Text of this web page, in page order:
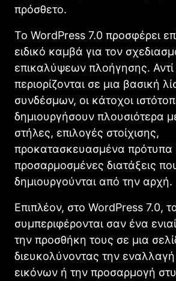
πρόσθετο.
Το WordPress 7.0 προσφέρει
ειδικό καμβά για τον
επικαλύψεων πλοήγησης. Αντί
περιορίζονται σε μια βασική
συνδέσμων, οι κάτοχοι
δημιουργήσουν πλουσιότερα
στήλες, επιλογές στοίχισης,
προκατασκευασμένα πρότυπα
προσαρμοσμένες διατάξεις
δημιουργούνται από την αρχή.
Επιπλέον, στο WordPress 7.0,
συμπεριφέρονται σαν ένα
την προσθήκη τους σε μια
διευκολύνοντας την εναλλαγή
εικόνων ή την προσαρμογή